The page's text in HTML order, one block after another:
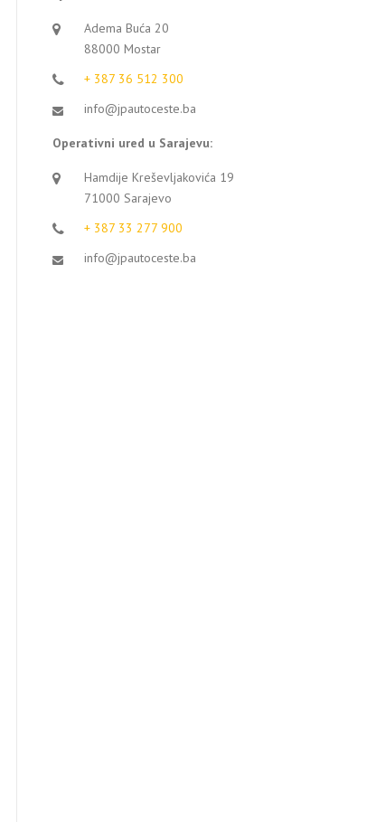
Adema Buća 20
88000 Mostar
+ 387 36 512 300
info@jpautoceste.ba
Operativni ured u Sarajevu:
Hamdije Kreševljakovića 19
71000 Sarajevo
+ 387 33 277 900
info@jpautoceste.ba